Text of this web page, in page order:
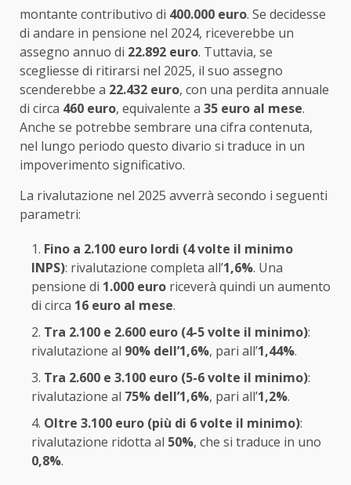
montante contributivo di 400.000 euro. Se decidesse
di andare in pensione nel 2024, riceverebbe un
assegno annuo di 22.892 euro. Tuttavia, se
scegliesse di ritirarsi nel 2025, il suo assegno
scenderebbe a 22.432 euro, con una perdita annuale
di circa 460 euro, equivalente a 35 euro al mese.
Anche se potrebbe sembrare una cifra contenuta,
nel lungo periodo questo divario si traduce in un
impoverimento significativo.
La rivalutazione nel 2025 avverrà secondo i seguenti
parametri:
Fino a 2.100 euro lordi (4 volte il minimo
INPS): rivalutazione completa all’1,6%. Una
pensione di 1.000 euro riceverà quindi un aumento
di circa 16 euro al mese.
Tra 2.100 e 2.600 euro (4-5 volte il minimo):
rivalutazione al 90% dell’1,6%, pari all’1,44%.
Tra 2.600 e 3.100 euro (5-6 volte il minimo):
rivalutazione al 75% dell’1,6%, pari all’1,2%.
Oltre 3.100 euro (più di 6 volte il minimo):
rivalutazione ridotta al 50%, che si traduce in uno
0,8%.